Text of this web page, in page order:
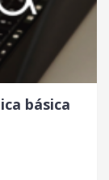
básica